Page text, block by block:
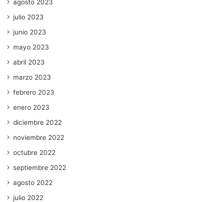
agosto 2023
julio 2023
junio 2023
mayo 2023
abril 2023
marzo 2023
febrero 2023
enero 2023
diciembre 2022
noviembre 2022
octubre 2022
septiembre 2022
agosto 2022
julio 2022